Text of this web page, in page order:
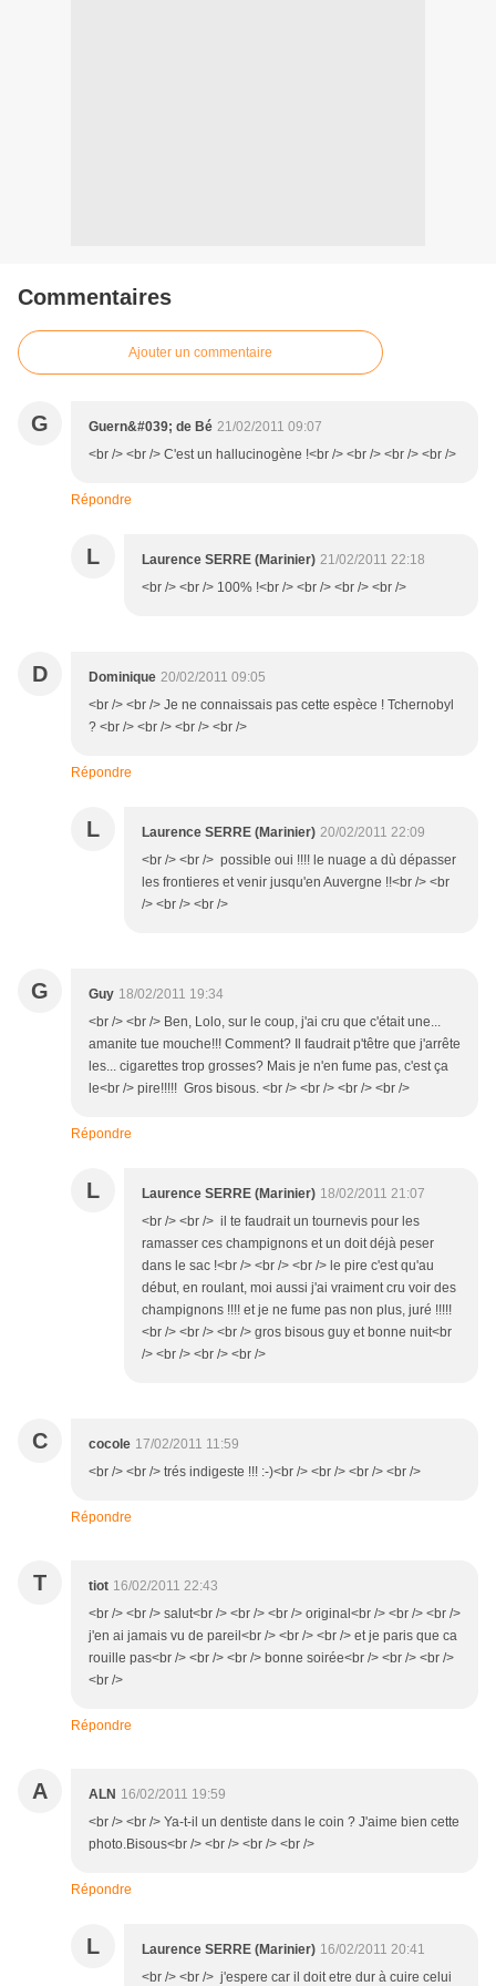
Commentaires
Ajouter un commentaire
G Guern&#039; de Bé 21/02/2011 09:07
<br /> <br /> C'est un hallucinogène !<br /> <br /> <br /> <br />
Répondre
L Laurence SERRE (Marinier) 21/02/2011 22:18
<br /> <br /> 100% !<br /> <br /> <br /> <br />
D Dominique 20/02/2011 09:05
<br /> <br /> Je ne connaissais pas cette espèce ! Tchernobyl
? <br /> <br /> <br /> <br />
Répondre
L Laurence SERRE (Marinier) 20/02/2011 22:09
<br /> <br /> possible oui !!!! le nuage a dù dépasser
les frontieres et venir jusqu'en Auvergne !!<br /> <br
/> <br /> <br />
G Guy 18/02/2011 19:34
<br /> <br /> Ben, Lolo, sur le coup, j'ai cru que c'était une...
amanite tue mouche!!! Comment? Il faudrait p'têtre que j'arrête
les... cigarettes trop grosses? Mais je n'en fume pas, c'est ça
le<br /> pire!!!!! Gros bisous. <br /> <br /> <br /> <br />
Répondre
L Laurence SERRE (Marinier) 18/02/2011 21:07
<br /> <br /> il te faudrait un tournevis pour les
ramasser ces champignons et un doit déjà peser
dans le sac !<br /> <br /> <br /> le pire c'est qu'au
début, en roulant, moi aussi j'ai vraiment cru voir des
champignons !!!! et je ne fume pas non plus, juré !!!!!
<br /> <br /> <br /> gros bisous guy et bonne nuit<br
/> <br /> <br /> <br />
C cocole 17/02/2011 11:59
<br /> <br /> trés indigeste !!! :-)<br /> <br /> <br /> <br />
Répondre
T tiot 16/02/2011 22:43
<br /> <br /> salut<br /> <br /> <br /> original<br /> <br /> <br />
j'en ai jamais vu de pareil<br /> <br /> <br /> et je paris que ca
rouille pas<br /> <br /> <br /> bonne soirée<br /> <br /> <br />
<br />
Répondre
A ALN 16/02/2011 19:59
<br /> <br /> Ya-t-il un dentiste dans le coin ? J'aime bien cette
photo.Bisous<br /> <br /> <br /> <br />
Répondre
L Laurence SERRE (Marinier) 16/02/2011 20:41
<br /> <br /> j'espere car il doit etre dur à cuire celui